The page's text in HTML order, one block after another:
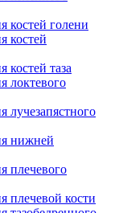
костей голени
костей
костей таза
локтевого
лучезапястного
нижней
плечевого
плечевой кости